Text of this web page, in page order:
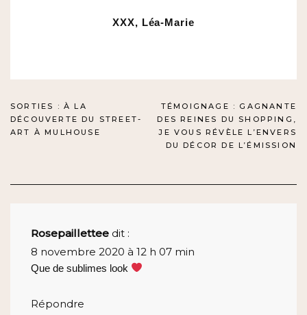
XXX, Léa-Marie
NAVIGATION
DE
SORTIES : À LA
DÉCOUVERTE DU STREET-
ART À MULHOUSE
TÉMOIGNAGE : GAGNANTE
DES REINES DU SHOPPING,
JE VOUS RÉVÈLE L’ENVERS
DU DÉCOR DE L’ÉMISSION
Rosepaillettee dit :
8 novembre 2020 à 12 h 07 min
Que de sublimes look
Répondre